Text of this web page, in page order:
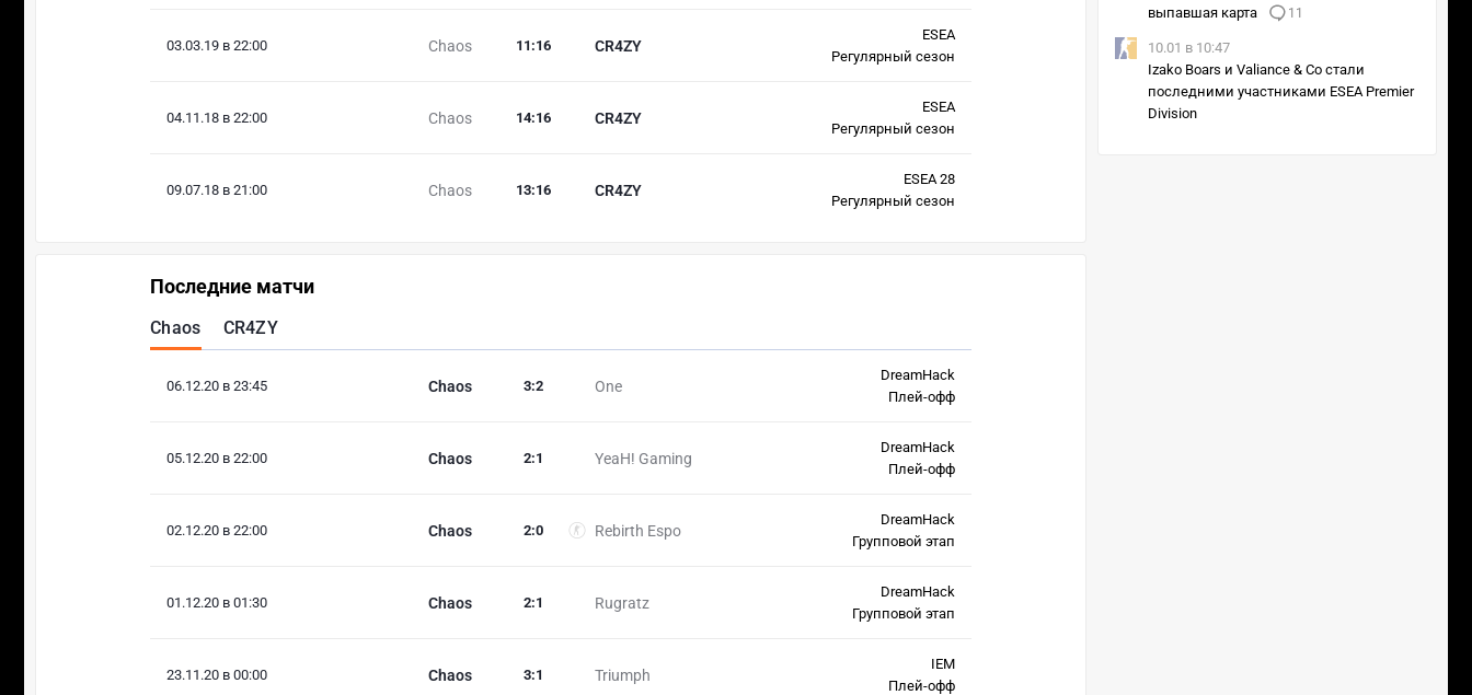
03.03.19 в 22:00 Chaos CR4ZY
11 :16
ESEA
Регулярный сезон
04.11.18 в 22:00 Chaos CR4ZY
14:16
ESEA
Регулярный сезон
09.07.18 в 21:00 Chaos CR4ZY
13:16
ESEA 28
Регулярный сезон
Последние матчи
Chaos CR4ZY
06.12.20 в 23:45 Chaos One
3:2
DreamHack
Плей-офф
05.12.20 в 22:00 Chaos YeaH! Gaming
2:1
DreamHack
Плей-офф
02.12.20 в 22:00 Chaos Rebirth Espo
2:0
DreamHack
Групповой этап
01.12.20 в 01:30 Chaos Rugratz
2:1
DreamHack
Групповой этап
23.11.20 в 00:00 Chaos Triumph
3:1
IEM
Плей-офф
выпавшая карта
11
10.01 в 10:47
Izako Boars и Valiance & Co стали
последними участниками ESEA Premier
Division